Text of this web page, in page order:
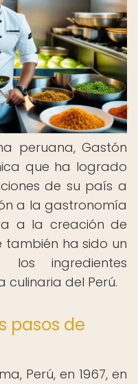
peruana, Gastón
que ha logrado
de su país a
a la gastronomía
a la creación de
también ha sido un
los ingredientes
del Perú.
pasos de
Perú, en 1967, en